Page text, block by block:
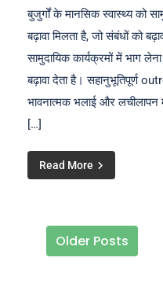
बुजुर्गों के मानसिक स्वास्थ्य को
बढ़ावा मिलता है, जो संबंधों को
सामुदायिक कार्यक्रमों में भाग
बढ़ावा देता है। सहानुभूतिपूर्ण
भावनात्मक भलाई और लचीलापन
[…]
Read More
Posts navigation
Older Posts